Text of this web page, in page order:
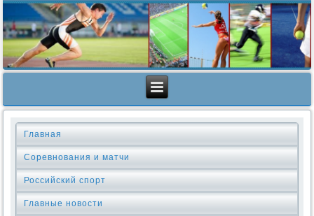
Главная
Соревнования и матчи
Российский спорт
Главные новости